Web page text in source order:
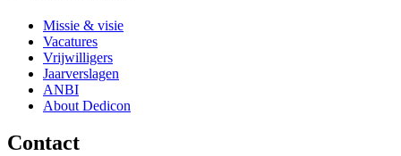
Missie & visie
Vacatures
Vrijwilligers
Jaarverslagen
ANBI
About Dedicon
Contact